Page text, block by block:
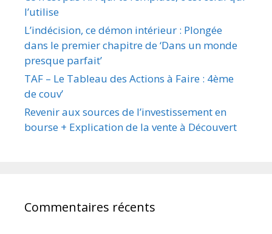
l’utilise
L’indécision, ce démon intérieur : Plongée
dans le premier chapitre de ‘Dans un monde
presque parfait’
TAF – Le Tableau des Actions à Faire : 4ème
de couv’
Revenir aux sources de l’investissement en
bourse + Explication de la vente à Découvert
Commentaires récents